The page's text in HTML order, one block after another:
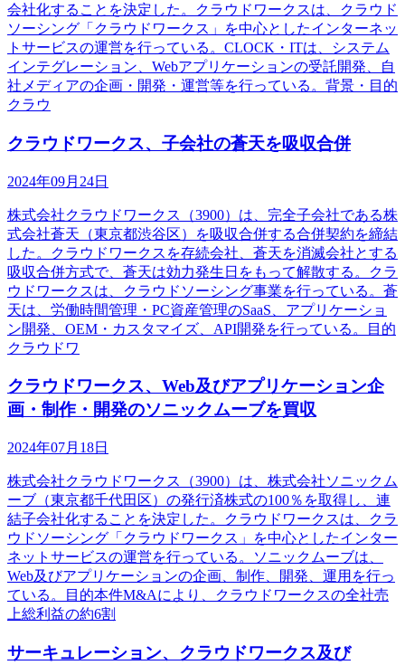
会社化することを決定した。クラウドワークスは、クラウド
ソーシング「クラウドワークス」を中心としたインターネッ
トサービスの運営を行っている。CLOCK・ITは、システム
インテグレーション、Webアプリケーションの受託開発、自
社メディアの企画・開発・運営等を行っている。背景・目的
クラウ
クラウドワークス、子会社の蒼天を吸収合併
2024年09月24日
株式会社クラウドワークス（3900）は、完全子会社である株
式会社蒼天（東京都渋谷区）を吸収合併する合併契約を締結
した。クラウドワークスを存続会社、蒼天を消滅会社とする
吸収合併方式で、蒼天は効力発生日をもって解散する。クラ
ウドワークスは、クラウドソーシング事業を行っている。蒼
天は、労働時間管理・PC資産管理のSaaS、アプリケーショ
ン開発、OEM・カスタマイズ、API開発を行っている。目的
クラウドワ
クラウドワークス、Web及びアプリケーション企
画・制作・開発のソニックムーブを買収
2024年07月18日
株式会社クラウドワークス（3900）は、株式会社ソニックム
ーブ（東京都千代田区）の発行済株式の100％を取得し、連
結子会社化することを決定した。クラウドワークスは、クラ
ウドソーシング「クラウドワークス」を中心としたインター
ネットサービスの運営を行っている。ソニックムーブは、
Web及びアプリケーションの企画、制作、開発、運用を行っ
ている。目的本件M&Aにより、クラウドワークスの全社売
上総利益の約6割
サーキュレーション、クラウドワークス及び